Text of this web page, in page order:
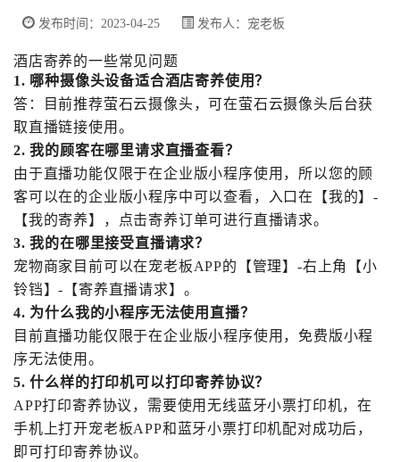
发布时间：2023-04-25 发布人：宠老板
酒店寄养的一些常见问题
1. 哪种摄像头设备适合酒店寄养使用？
答：目前推荐萤石云摄像头，可在萤石云摄像头后台获
取直播链接使用。
2. 我的顾客在哪里请求直播查看？
由于直播功能仅限于在企业版小程序使用，所以您的顾
客可以在的企业版小程序中可以查看，入口在【我的】-
【我的寄养】，点击寄养订单可进行直播请求。
3. 我的在哪里接受直播请求？
宠物商家目前可以在宠老板APP的【管理】-右上角【小
铃铛】-【寄养直播请求】。
4. 为什么我的小程序无法使用直播？
目前直播功能仅限于在企业版小程序使用，免费版小程
序无法使用。
5. 什么样的打印机可以打印寄养协议？
APP打印寄养协议，需要使用无线蓝牙小票打印机，在
手机上打开宠老板APP和蓝牙小票打印机配对成功后，
即可打印寄养协议。